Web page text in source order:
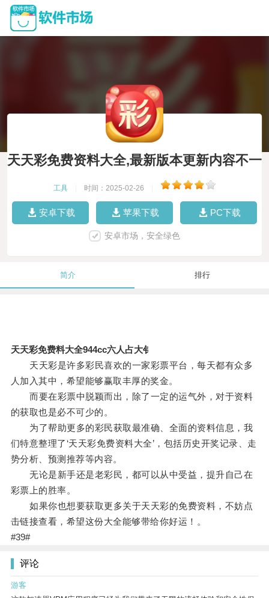
天天彩免费资料大全,最新版本更新内容不一
工具 时间：2025-02-26
安卓下载 苹果下载 PC下载
安卓市场，安全绿色
简介 排行
天天彩免费料大全944cc六人占大钅
天天彩是许多彩民喜欢的一家彩票平台，每天都有众多
人加入其中，希望能够赢取丰厚的奖金。
而要在彩票中脱颖而出，除了一定的运气外，对于资料
的获取也是必不可少的。
为了帮助更多的彩民获取最准确、全面的资料信息，我
们特意整理了‘天天彩免费资料大全’，包括历史开奖记录、走
势分析、预测推荐等内容。
无论是新手还是老彩民，都可以从中受益，提升自己在
彩票上的胜率。
如果你也想要获取更多关于天天彩的免费资料，不妨点
击链接查看，希望这份大全能够带给你好运！。
#39#
评论
游客